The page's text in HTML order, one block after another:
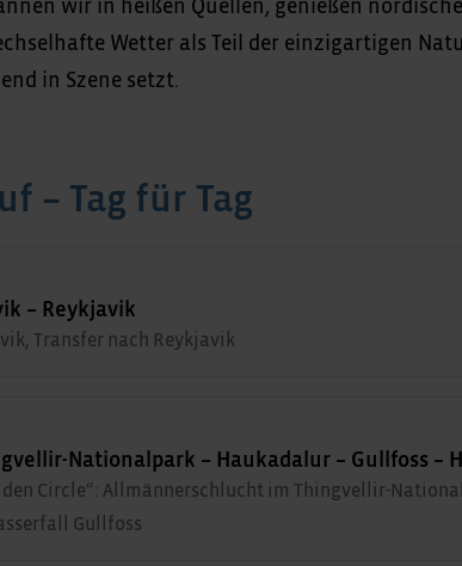
wir in heißen Quellen, genießen
Wetter als Teil der einzigartigen
in Szene setzt.
– Tag für Tag
– Reykjavik
Transfer nach Reykjavik
Nationalpark – Haukadalur – Gullfoss –
Circle“: Allmännerschlucht im Thingvellir-
Gullfoss